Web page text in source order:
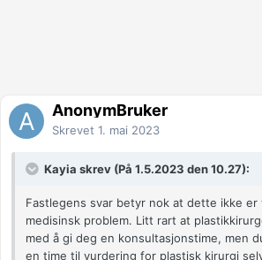
AnonymBruker
Skrevet 1. mai 2023
Kayia skrev (På 1.5.2023 den 10.27):
Fastlegens svar betyr nok at dette ikke er
medisinsk problem. Litt rart at
med å gi deg en konsultasjonstime, men
en time til vurdering for plastisk kirurgi